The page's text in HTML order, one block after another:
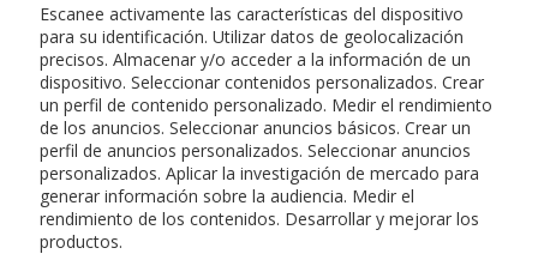
Escanee activamente las características del dispositivo
para su identificación. Utilizar datos de geolocalización
precisos. Almacenar y/o acceder a la información de un
dispositivo. Seleccionar contenidos personalizados. Crear
un perfil de contenido personalizado. Medir el rendimiento
de los anuncios. Seleccionar anuncios básicos. Crear un
perfil de anuncios personalizados. Seleccionar anuncios
personalizados. Aplicar la investigación de mercado para
generar información sobre la audiencia. Medir el
rendimiento de los contenidos. Desarrollar y mejorar los
productos.